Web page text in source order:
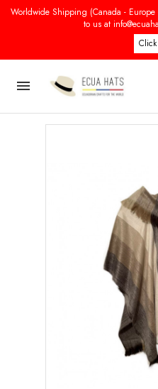
Worldwide Shipping (Canada -
to us at
